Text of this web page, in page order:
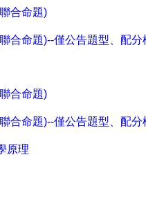
合命題)
合命題)--僅公告題型、配分
合命題)
合命題)--僅公告題型、配分
原理